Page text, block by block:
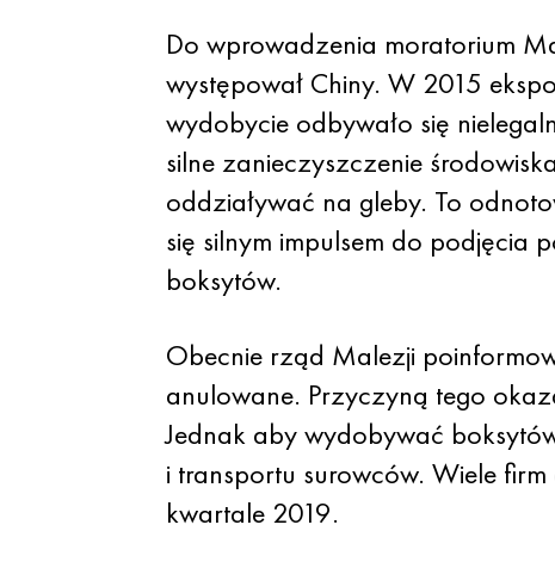
Do wprowadzenia moratorium
występował Chiny. W 2015
wydobycie odbywało się
silne zanieczyszczenie
oddziaływać na gleby. To
się silnym impulsem do
boksytów.
Obecnie rząd Malezji
anulowane. Przyczyną tego
Jednak aby wydobywać
i transportu surowców. Wiele
kwartale 2019.